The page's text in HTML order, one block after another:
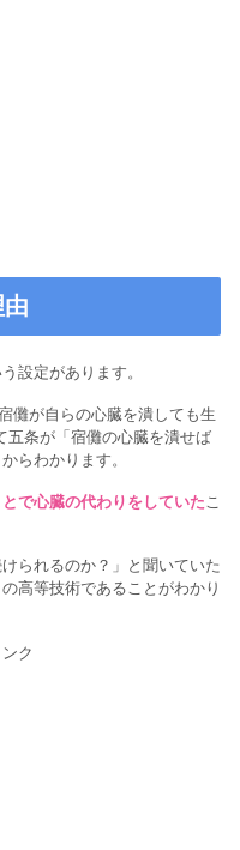
設定があります。
儺が自らの心臓を潰しても生
五条が「宿儺の心臓を潰せば
らわかります。
で心臓の代わりをしていた こ
られるのか？」と聞いていた
高等技術であることがわかり
ク